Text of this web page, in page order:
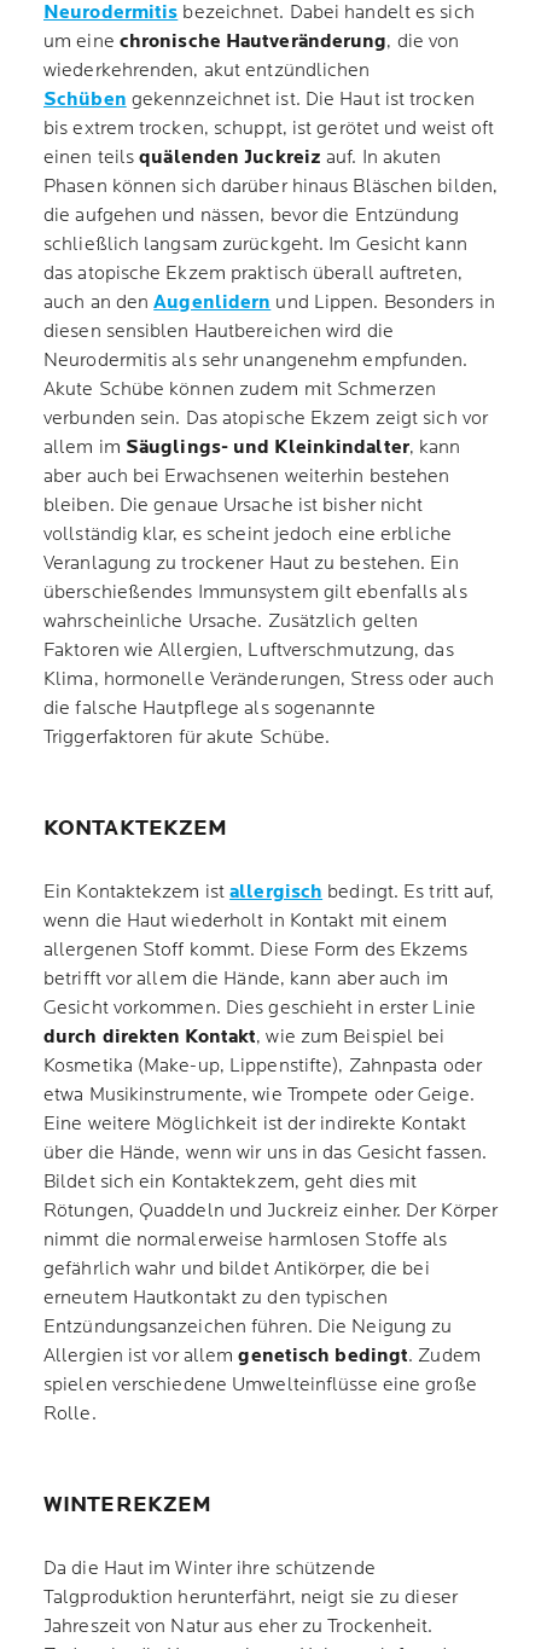
Neurodermitis bezeichnet. Dabei handelt es sich
um eine chronische Hautveränderung, die von
wiederkehrenden, akut entzündlichen
Schüben gekennzeichnet ist. Die Haut ist trocken
bis extrem trocken, schuppt, ist gerötet und weist oft
einen teilsquälenden Juckreiz auf. In akuten
Phasen können sich darüber hinaus Bläschen bilden,
die aufgehen und nässen, bevor die Entzündung
schließlich langsam zurückgeht. Im Gesicht kann
das atopische Ekzem praktisch überall auftreten,
auch an denAugenlidern und Lippen. Besonders in
diesen sensiblen Hautbereichen wird die
Neurodermitis als sehr unangenehm empfunden.
Akute Schübe können zudem mit Schmerzen
verbunden sein. Das atopische Ekzem zeigt sich vor
allem im Säuglings- und Kleinkindalter, kann
aber auch bei Erwachsenen weiterhin bestehen
bleiben. Die genaue Ursache ist bisher nicht
vollständig klar, es scheint jedoch eine erbliche
Veranlagung zu trockener Haut zu bestehen. Ein
überschießendes Immunsystem gilt ebenfalls als
wahrscheinliche Ursache. Zusätzlich gelten
Faktoren wie Allergien, Luftverschmutzung, das
Klima, hormonelle Veränderungen, Stress oder auch
die falsche Hautpflege als sogenannte
Triggerfaktoren für akute Schübe.
KONTAKTEKZEM
Ein Kontaktekzem istallergisch bedingt. Es tritt auf,
wenn die Haut wiederholt in Kontakt mit einem
allergenen Stoff kommt. Diese Form des Ekzems
betrifft vor allem die Hände, kann aber auch im
Gesicht vorkommen. Dies geschieht in erster Linie
durch direkten Kontakt, wie zum Beispiel bei
Kosmetika (Make-up, Lippenstifte), Zahnpasta oder
etwa Musikinstrumente, wie Trompete oder Geige.
Eine weitere Möglichkeit ist der indirekte Kontakt
über die Hände, wenn wir uns in das Gesicht fassen.
Bildet sich ein Kontaktekzem, geht dies mit
Rötungen, Quaddeln und Juckreiz einher. Der Körper
nimmt die normalerweise harmlosen Stoffe als
gefährlich wahr und bildet Antikörper, die bei
erneutem Hautkontakt zu den typischen
Entzündungsanzeichen führen. Die Neigung zu
Allergien ist vor allemgenetisch bedingt. Zudem
spielen verschiedene Umwelteinflüsse eine große
Rolle.
WINTEREKZEM
Da die Haut im Winter ihre schützende
Talgproduktion herunterfährt, neigt sie zu dieser
Jahreszeit von Natur aus eher zu Trockenheit.